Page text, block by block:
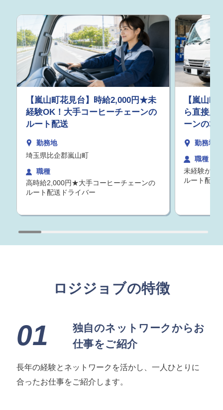
【嵐山町花見台】時給2,000円★未
経験OK！大手コーヒーチェーンの
ルート配送
勤務地
埼玉県比企郡嵐山町
職種
高時給2,000円★大手コーヒーチェーンの
ルート配送ドライバー
【嵐山
ら直接雇
ーンの3t
勤務地
職種
未経験から
ルート配送
ロジジョブの特徴
01
独自のネットワークからお
仕事をご紹介
長年の経験とネットワークを活かし、一人ひとりに
合ったお仕事をご紹介します。